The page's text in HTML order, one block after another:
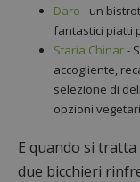
Daro - un
fantastici piatti
Staria Chinar-
accogliente,
selezione di
opzioni
E quando si
due bicchieri